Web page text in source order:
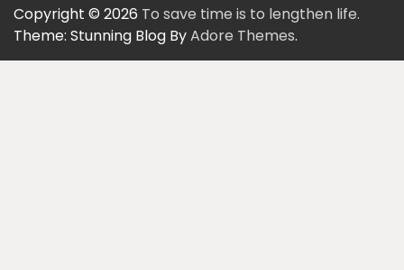
Copyright © 2026 To save time is to lengthen life.
Theme: Stunning Blog ByAdore Themes.